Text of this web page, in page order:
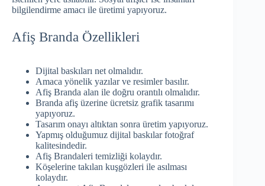
bilgilendirme amacı ile üretimi yapıyoruz.
Afiş Branda Özellikleri
Dijital baskıları net olmalıdır.
Amaca yönelik yazılar ve resimler basılır.
Afiş Branda alan ile doğru orantılı olmalıdır.
Branda afiş üzerine ücretsiz grafik tasarımı
yapıyoruz.
Tasarım onayı altıktan sonra üretim yapıyoruz.
Yapmış olduğumuz dijital baskılar fotoğraf
kalitesindedir.
Afiş Brandaleri temizliği kolaydır.
Köşelerine takılan kuşgözleri ile asılması
kolaydır.